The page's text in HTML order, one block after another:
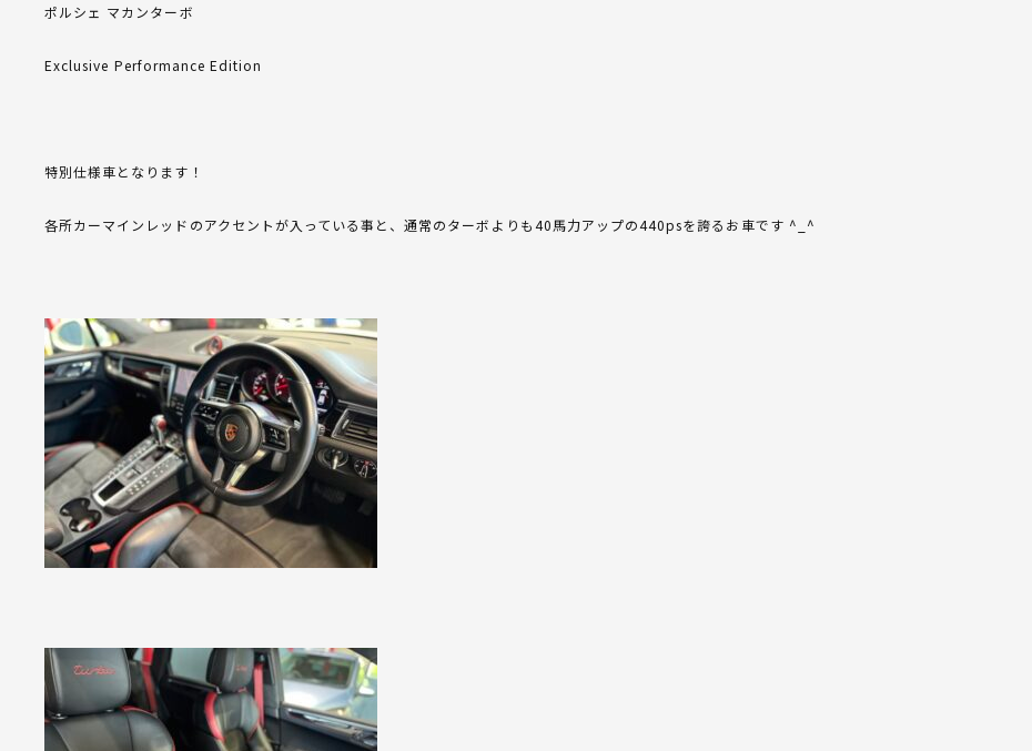
ポルシェ マカンターボ
Exclusive Performance Edition
特別仕様車となります！
各所カーマインレッドのアクセントが入っている事と、通常のターボよりも40馬力アップの440psを誇るお車です ^_^